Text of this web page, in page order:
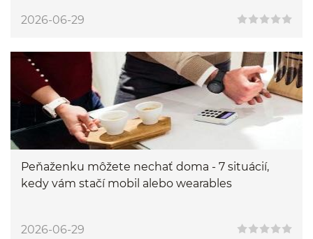
2026-06-29
Peňaženku môžete nechať doma - 7 situácií,
kedy vám stačí mobil alebo wearables
2026-06-29